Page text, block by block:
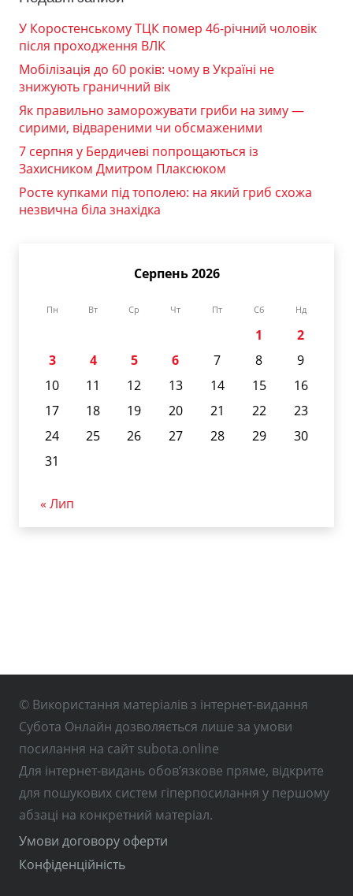
У Коростенському ТЦК помер 46-річний чоловік
після проходження ВЛК
Мобілізація до 60 років: чому в Україні не
знижують граничний вік
Як правильно заморожувати гриби на зиму —
сирими, відвареними чи обсмаженими
7 серпня у Бердичеві попрощаються із
Захисником Дмитром Плаксюком
Росте купками під тополею: на який гриб схожа
незвична біла знахідка
Серпень 2026
Пн Вт Ср Чт Пт Сб Нд
1
2
3
4 5 6 7 8
9
10
11 12 13 14 15
16
17
18 19 20 21 22
23
24
25 26 27 28 29
30
31
« Лип
© Використання матеріалів з інтернет-видання
Субота Онлайн дозволяється лише за умови
посилання на сайт subota.online
Для інтернет-видань обов’язкове пряме, відкрите
для пошукових систем гіперпосилання у першому
абзаці на конкретний матеріал.
Умови договору оферти
Конфіденційність